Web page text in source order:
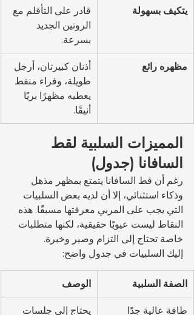
يتكيف بسهولة
قادر على التأقلم مع
الروتين الجديد
بسرعة.
مظهره رائع
أذنان كبيرتان، أرجل
طويلة، وفراء منقط
يعطيه مظهرًا بريًا
أنيقًا.
المميزات السلبية لقط
السافانا (جدول)
رغم أن قط السافانا يتمتع بمظهر مذهل
وذكاء استثنائي، إلا أن لديه بعض السلبيات
التي يجب على المربي معرفتها مسبقًا. هذه
النقاط ليست عيوبًا حقيقية، لكنها متطلبات
خاصة تحتاج إلى التزام وصبر وخبرة.
إليك السلبيات في جدول واضح:
الصفة السلبية الوصف
طاقة عالية جدًا يحتاج إلى جلسات